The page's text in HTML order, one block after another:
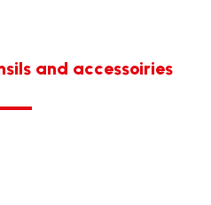
and accessoiries